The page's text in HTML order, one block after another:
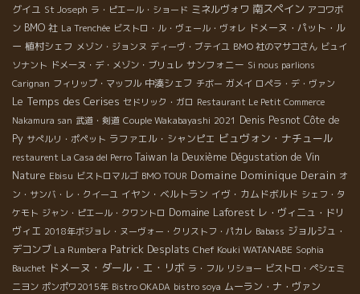
グイユ St Joseph ラ・ピエール・ショード ミネルヴォワ 南スペイン アコワボ
ン BMO 社 La Trenchée ビストロ・ル・ヴェール・ヴォレ ドメーヌ・パット・ル
ー 植村シェフ メゾン・ジョンヌ ディーヴ・ブテイユ BMO 社のマサコさん ビュイ
ソナント ドメーヌ・デ・メゾン・ブリュレ サンフォニー Si nous parlions
Carignan フィリップ・マッフル 中湊シェフ チボー ガメイ ロペラ・デ・ヴァン
Le Temps des Cerises セドリック・ガロ Restaurant Le Petit Commerce
Nakamura san 武道・剣道 Couple Wakabayashi 2021 Denis Pesnot Côte de
Py サぺルリ・ポペット ラファエル・シャンピエ ビュヴォン・ナチュール
restaurent La Casa del Perro Taiwan la Deuxième Dégustation de Vin
Nature Ebisu ビストロマルゴ BMO TOUR Domaine Dominique Derain オ
ン・サンバ・レ・クイーユ イヤン・ベルトラン イヴ・カムドボルド シェフ・タ
ケモト ジャン・ピエール・クワントロ Domaine Laforest レ・ヴィニュ・ドリ
ヴィエ 2018年ボジョレ・ヌーヴォー・クリストフ・パカレ Babass ジョルジュ・
デコンブ La Rumbera Patrick Desplats Chef Kouki WATANABE Sophia
Bauchet ドメーヌ・ダール・エ・リボ ラ・フル リショー ビストロ・ペシェミ
ニヨン ポンポワ2015年 Bistro OKADA bistro soya ムーラン・ナ・ヴァン